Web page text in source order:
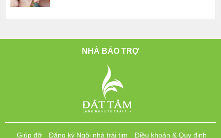
NHÀ BẢO TRỢ
Giúp đỡ Đăng ký Ngôi nhà trái tim Điều khoản & Quy định